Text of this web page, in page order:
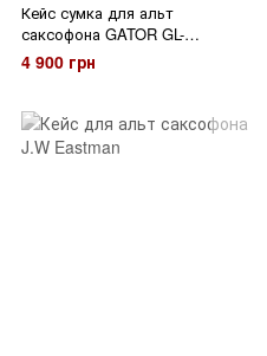
Кейс сумка для альт
саксофона GATOR GL-
ALTOSAX-MPC Alto Sax Case
W/Mouthpiece Storage
4 900 грн